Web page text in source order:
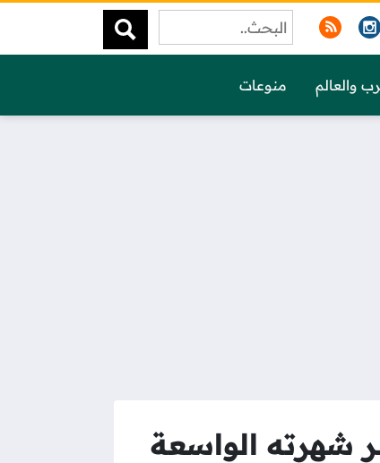
والعالم منوعات
شهرته الواسعة